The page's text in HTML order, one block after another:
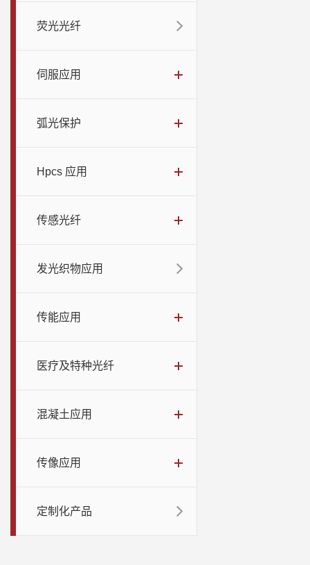
荧光光纤
伺服应用
弧光保护
Hpcs 应用
传感光纤
发光织物应用
传能应用
医疗及特种光纤
混凝土应用
传像应用
定制化产品